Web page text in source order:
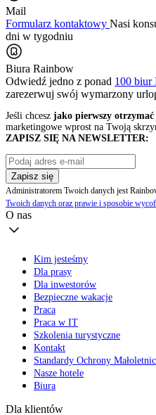
Mail
Formularz kontaktowy Nasi
dni w tygodniu
Biura Rainbow
Odwiedź jedno z ponad 100 biur
zarezerwuj swój wymarzony
Jeśli chcesz jako pierwszy
marketingowe wprost na Twoją
ZAPISZ SIĘ NA NEWSLETTER:
Zapisz się
Administratorem Twoich danych jest
Twoich danych oraz prawie i sposobie
O nas
Kim jesteśmy
Dla prasy
Dla inwestorów
Bezpieczne wakacje
Praca
Praca w IT
Szkolenia turystyczne
Kontakt
Standardy Ochrony
Nasze hotele
Biura
Dla klientów